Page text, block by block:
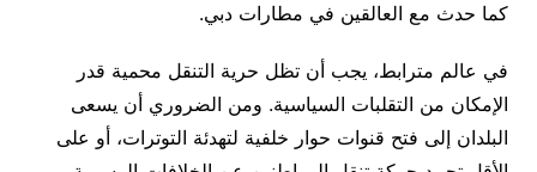
كما حدث مع العالقين في مطارات دبي.
في عالم مترابط، يجب أن تظل حرية التنقل محمية قدر
الإمكان من التقلبات السياسية. ومن الضروري أن يسعى
البلدان إلى فتح قنوات حوار خلفية لتهدئة التوترات، أو على